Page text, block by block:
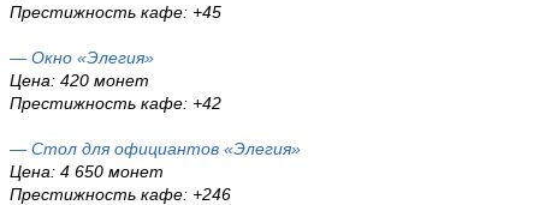
Престижность кафе: +45
— Окно «Элегия»
Цена: 420 монет
Престижность кафе: +42
— Стол для официантов «Элегия»
Цена: 4 650 монет
Престижность кафе: +246